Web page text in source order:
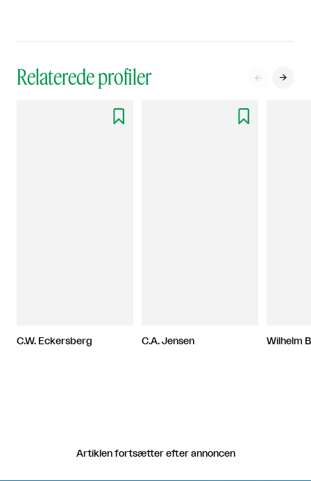
Relaterede profiler  

C.W. Eckersberg

C.A. Jensen Wilhelm
Artiklen fortsætter efter annoncen